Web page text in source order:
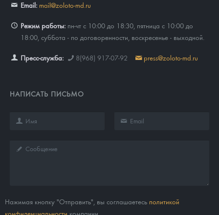
Email: mail@zoloto-md.ru
Режим работы: пн-чт с 10:00 до 18:30, пятница с 10:00 до
18:00, суббота - по договоренности, воскресенье - выходной.
Пресс-служба: 8(968) 917-07-92 press@zoloto-md.ru
НАПИСАТЬ ПИСЬМО
Нажимая кнопку "Отправить", вы соглашаетесь политикой